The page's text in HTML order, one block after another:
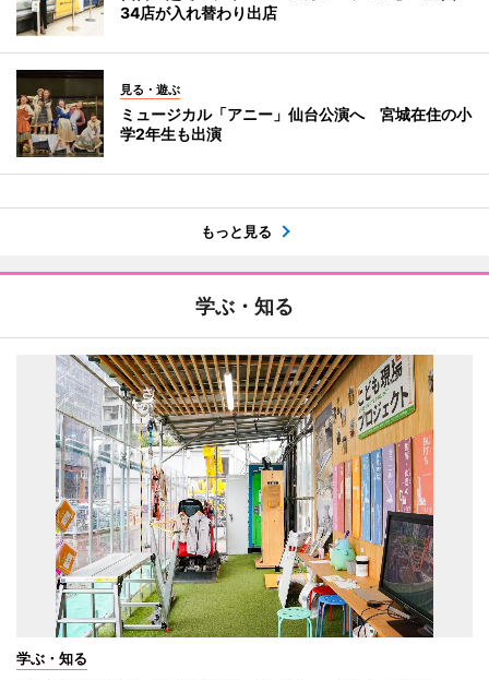
34店が入れ替わり出店
見る・遊ぶ
ミュージカル「アニー」仙台公演へ 宮城在住の小
学2年生も出演
もっと見る
学ぶ・知る
学ぶ・知る